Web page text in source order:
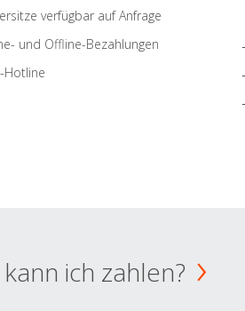
verfügbar auf Anfrage
und Offline-Bezahlungen
Hotline
ich zahlen?